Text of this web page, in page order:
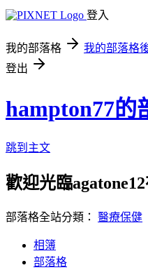
登入
我的部落格 我的部落格
登出
hampton77的
跳到主文
歡迎光臨
部落格全站分類： 醫療保健
相簿
部落格